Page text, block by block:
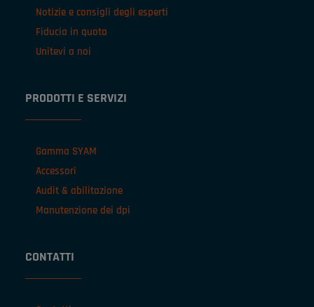
Notizie e consigli degli esperti
Fiducia in quota
Unitevi a noi
PRODOTTI E SERVIZI
Gamma SYAM
Accessori
Audit & abilitazione
Manutenzione dei dpi
CONTATTI